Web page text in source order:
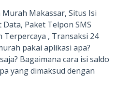
Makassar, Situs Isi
Paket Telpon SMS
, Transaksi 24
pakai aplikasi apa?
Bagaimana cara isi saldo
yang dimaksud dengan